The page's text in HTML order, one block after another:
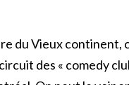
du Vieux continent,
des « comedy